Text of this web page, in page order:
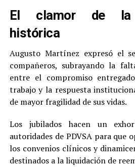
El clamor de la
histórica
Augusto Martínez expresó el
compañeros, subrayando la
entre el compromiso
trabajo y la respuesta
de mayor fragilidad de sus vidas.
Los jubilados hacen un
autoridades de PDVSA para que
los convenios clínicos y
destinados a la liquidación de